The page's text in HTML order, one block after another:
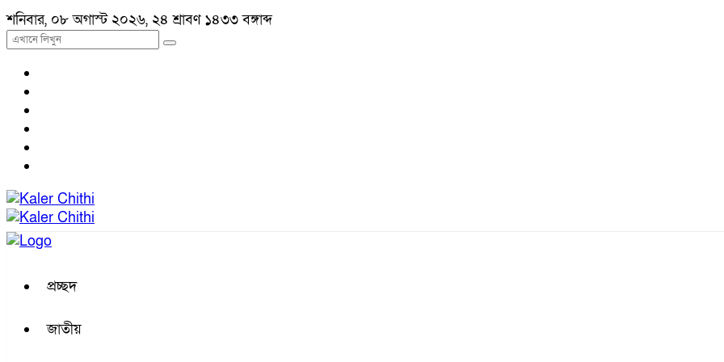
শনিবার, ০৮ অগাস্ট ২০২৬, ২৪ শ্রাবণ ১৪৩৩ বঙ্গাব্দ
প্রচ্ছদ
জাতীয়